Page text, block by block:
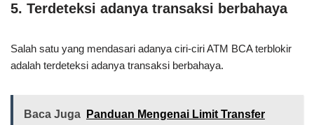
5. Terdeteksi adanya transaksi berbahaya
Salah satu yang mendasari adanya ciri-ciri ATM BCA terblokir
adalah terdeteksi adanya transaksi berbahaya.
Baca Juga
Panduan Mengenai Limit Transfer